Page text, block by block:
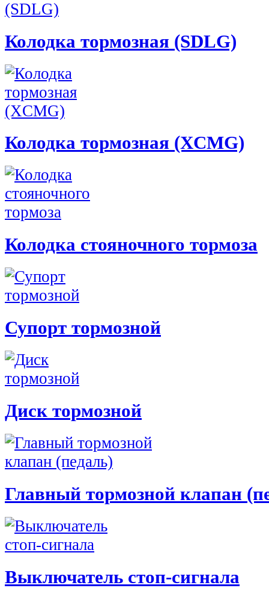
Колодка тормозная (SDLG)
Колодка тормозная (XCMG)
Колодка стояночного тормоза
Супорт тормозной
Диск тормозной
Главный тормозной клапан
Выключатель стоп-сигнала